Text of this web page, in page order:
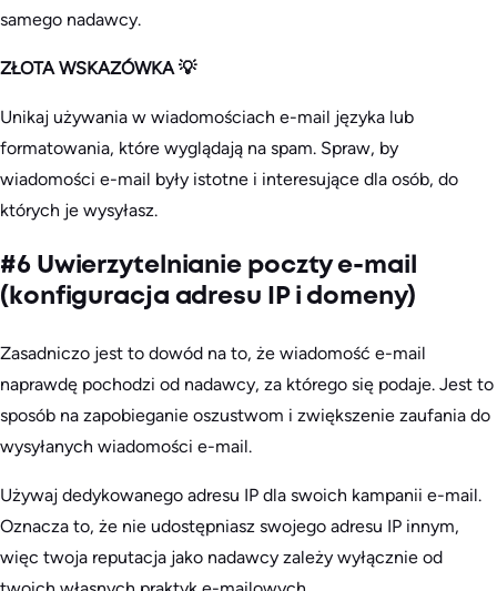
samego nadawcy.
ZŁOTA WSKAZÓWKA 💡
Unikaj używania w wiadomościach e-mail języka lub
formatowania, które wyglądają na spam. Spraw, by
wiadomości e-mail były istotne i interesujące dla osób, do
których je wysyłasz.
#6 Uwierzytelnianie poczty e-mail
(konfiguracja adresu IP i domeny)
Zasadniczo jest to dowód na to, że wiadomość e-mail
naprawdę pochodzi od nadawcy, za którego się podaje. Jest to
sposób na zapobieganie oszustwom i zwiększenie zaufania do
wysyłanych wiadomości e-mail.
Używaj dedykowanego adresu IP dla swoich kampanii e-mail.
Oznacza to, że nie udostępniasz swojego adresu IP innym,
więc twoja reputacja jako nadawcy zależy wyłącznie od